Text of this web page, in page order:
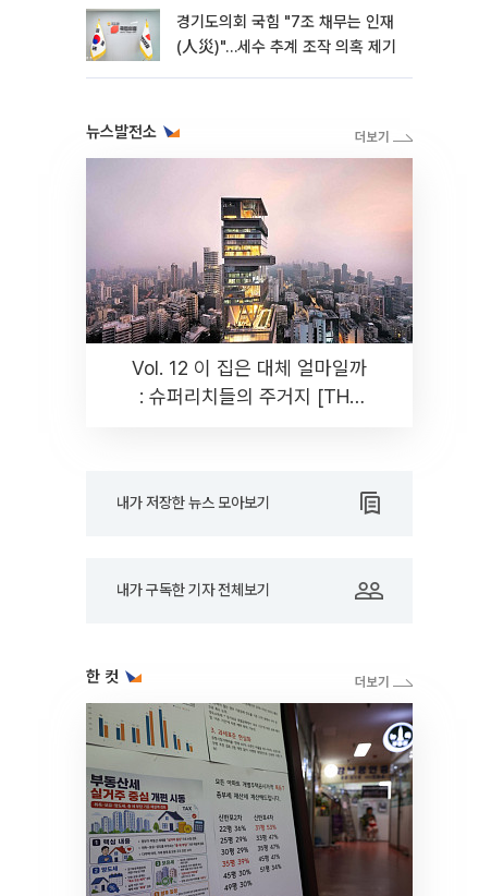
경기도의회 국힘 "7조 채무는 인재
(人災)"…세수 추계 조작 의혹 제기
뉴스발전소
Vol. 12 이 집은 대체 얼마일까
: 슈퍼리치들의 주거지 [THE
내가 저장한 뉴스 모아보기
내가 구독한 기자 전체보기
한 컷